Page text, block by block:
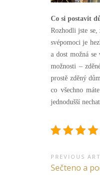
Co si postavit
Rozhodli jste se,
svépomoci je
a dost možná
možnosti –
prostě zděný
co všechno
jednodušší
pro
PREVIOUS
Previous
Sečteno a